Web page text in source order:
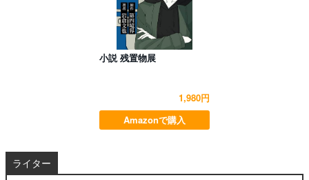
小説 残置物展
1,980円
Amazonで購入
ライター